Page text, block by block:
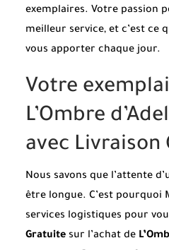
exemplaires. Votre passion
meilleur service, et c’est ce
vous apporter chaque jour.
Votre
L’Ombre
avec Livraison
Nous savons que l’attente
être longue. C’est pourquoi
services logistiques pour
Gratuite sur l’achat de